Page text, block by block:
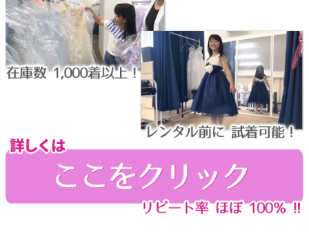
スタジオを予約 →